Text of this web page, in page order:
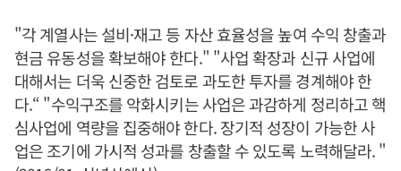
"각 계열사는 설비·재고 등 자산 효율성을 높여 수익 창출과
현금 유동성을 확보해야 한다." "사업 확장과 신규 사업에
대해서는 더욱 신중한 검토로 과도한 투자를 경계해야 한
다.“ "수익구조를 악화시키는 사업은 과감하게 정리하고 핵
심사업에 역량을 집중해야 한다. 장기적 성장이 가능한 사
업은 조기에 가시적 성과를 창출할 수 있도록 노력해달라. "